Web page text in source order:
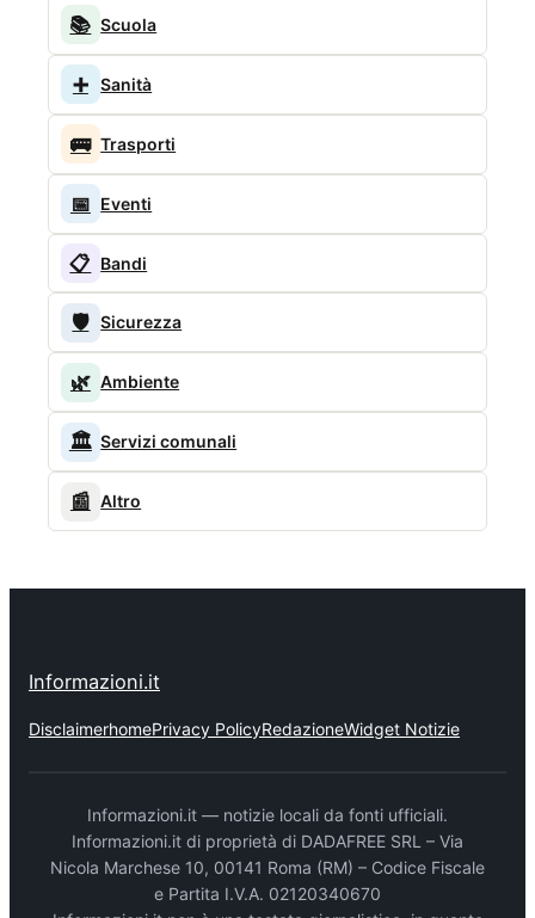
📚 Scuola
➕ Sanità
🚌 Trasporti
📅 Eventi
📋 Bandi
🛡️ Sicurezza
🌿 Ambiente
🏛️ Servizi comunali
📰 Altro
Informazioni.it
DisclaimerhomePrivacy PolicyRedazioneWidget Notizie
Informazioni.it — notizie locali da fonti ufficiali.
Informazioni.it di proprietà di DADAFREE SRL – Via
Nicola Marchese 10, 00141 Roma (RM) – Codice Fiscale
e Partita I.V.A. 02120340670